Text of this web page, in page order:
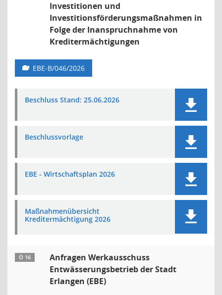
Investitionen und
Investitionsförderungsmaßnahmen in
Folge der Inanspruchnahme von
Kreditermächtigungen
EBE-B/046/2026
Beschluss Stand: 25.06.2026
Beschlussvorlage
EBE - Wirtschaftsplan 2026
Maßnahmenübersicht
Kreditermächtigung 2026
Ö 16
Anfragen Werkausschuss
Entwässerungsbetrieb der Stadt
Erlangen (EBE)